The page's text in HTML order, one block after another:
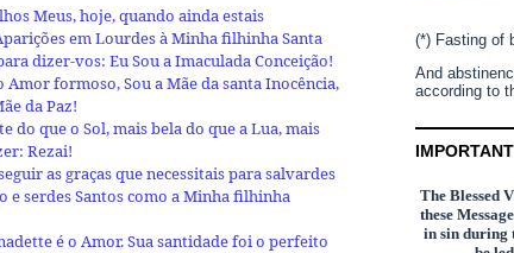
Meus, hoje, quando ainda estais
em Lourdes à Minha filhinha Santa
dizer-vos: Eu Sou a Imaculada Conceição!
Amor formoso, Sou a Mãe da santa Inocência,
da Paz!
do que o Sol, mais bela do que a Lua, mais
Rezai!
as graças que necessitais para salvardes
e serdes Santos como a Minha filhinha
é o Amor. Sua santidade foi o perfeito
(*) Fasting of
And
according to
IMPORTANT
The Blessed
these
in sin during